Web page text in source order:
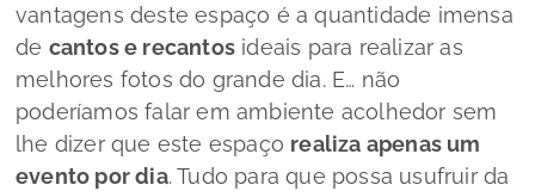
vantagens deste espaço é a quantidade imensa
de cantos e recantos ideais para realizar as
melhores fotos do grande dia. E… não
poderíamos falar em ambiente acolhedor sem
lhe dizer que este espaço realiza apenas um
evento por dia. Tudo para que possa usufruir da